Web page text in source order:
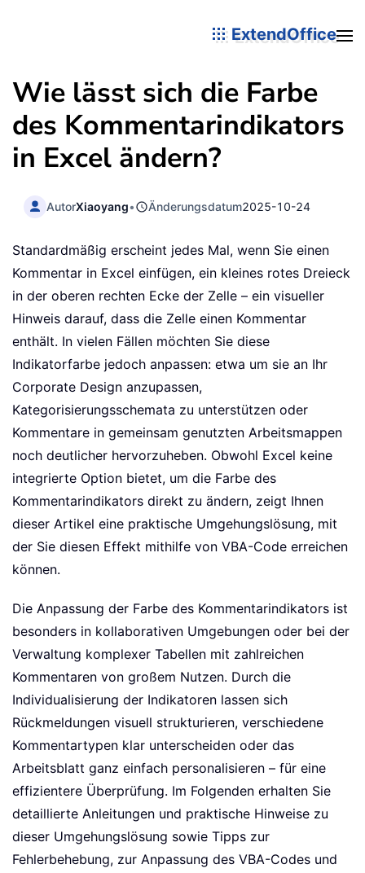
ExtendOffice
Wie lässt sich die Farbe
des Kommentarindikators
in Excel ändern?
AutorXiaoyang• Änderungsdatum2025-10-24
Standardmäßig erscheint jedes Mal, wenn Sie einen
Kommentar in Excel einfügen, ein kleines rotes Dreieck
in der oberen rechten Ecke der Zelle – ein visueller
Hinweis darauf, dass die Zelle einen Kommentar
enthält. In vielen Fällen möchten Sie diese
Indikatorfarbe jedoch anpassen: etwa um sie an Ihr
Corporate Design anzupassen,
Kategorisierungsschemata zu unterstützen oder
Kommentare in gemeinsam genutzten Arbeitsmappen
noch deutlicher hervorzuheben. Obwohl Excel keine
integrierte Option bietet, um die Farbe des
Kommentarindikators direkt zu ändern, zeigt Ihnen
dieser Artikel eine praktische Umgehungslösung, mit
der Sie diesen Effekt mithilfe von VBA-Code erreichen
können.
Die Anpassung der Farbe des Kommentarindikators ist
besonders in kollaborativen Umgebungen oder bei der
Verwaltung komplexer Tabellen mit zahlreichen
Kommentaren von großem Nutzen. Durch die
Individualisierung der Indikatoren lassen sich
Rückmeldungen visuell strukturieren, verschiedene
Kommentartypen klar unterscheiden oder das
Arbeitsblatt ganz einfach personalisieren – für eine
effizientere Überprüfung. Im Folgenden erhalten Sie
detaillierte Anleitungen und praktische Hinweise zu
dieser Umgehungslösung sowie Tipps zur
Fehlerbehebung, zur Anpassung des VBA-Codes und